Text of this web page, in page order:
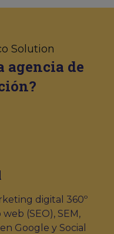
Solution
agencia de
digital 360º
(SEO), SEM,
Google y Social